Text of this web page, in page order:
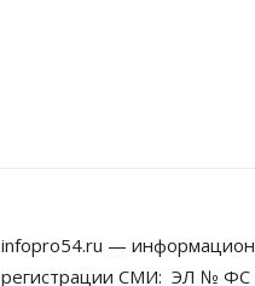
infopro54.ru —
регистрации СМИ: ЭЛ № ФС